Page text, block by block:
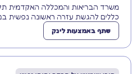
משרד הבריאות והמכללה האקדמית
כללים להגשת עזרה ראשונה נפשית
שתף באמצעות לינק